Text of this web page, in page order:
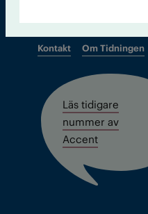
Kontakt Om Tidningen
Läs tidigare
nummer av
Accent